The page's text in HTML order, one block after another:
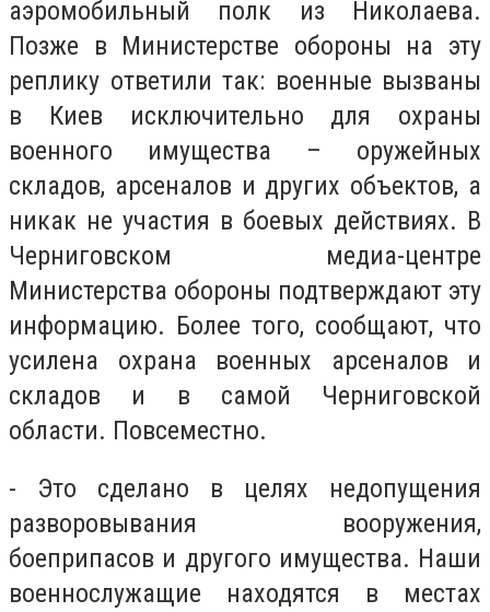
аэромобильный полк из Николаева.
Позже в Министерстве обороны на эту
реплику ответили так: военные вызваны
в Киев исключительно для охраны
военного имущества – оружейных
складов, арсеналов и других объектов, а
никак не участия в боевых действиях. В
Черниговском медиа-центре
Министерства обороны подтверждают эту
информацию. Более того, сообщают, что
усилена охрана военных арсеналов и
складов и в самой Черниговской
области. Повсеместно.
- Это сделано в целях недопущения
разворовывания вооружения,
боеприпасов и другого имущества. Наши
военнослужащие находятся в местах